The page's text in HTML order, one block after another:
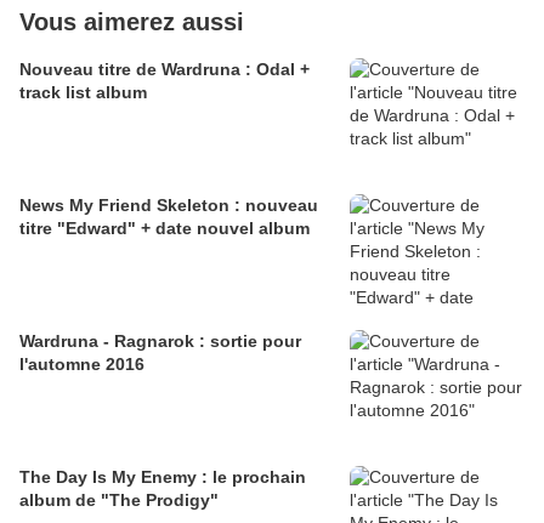
Vous aimerez aussi
Nouveau titre de Wardruna : Odal +
track list album
News My Friend Skeleton : nouveau
titre "Edward" + date nouvel album
Wardruna - Ragnarok : sortie pour
l'automne 2016
The Day Is My Enemy : le prochain
album de "The Prodigy"